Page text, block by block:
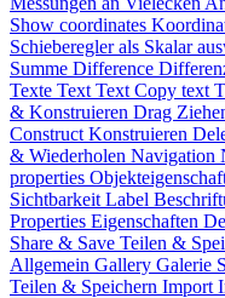
Show coordinates
Schieberegler als Skalar
Summe Difference
Texte Text Text Copy text
& Konstruieren Drag
Construct Konstruieren
& Wiederholen Navigation
properties
Sichtbarkeit Label
Properties Eigenschaften
Share & Save Teilen &
Allgemein Gallery Galerie
Teilen & Speichern Import